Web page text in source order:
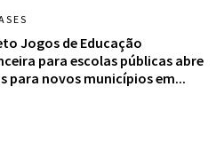
Jogos de Educação
para escolas públicas abre
para novos municípios em...